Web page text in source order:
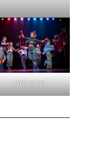
OTS 2025